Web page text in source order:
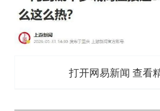
打开网易新闻 查看